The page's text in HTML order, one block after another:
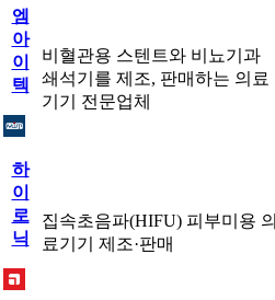
엠
아
이
텍
비혈관용 스텐트와 비뇨기과
쇄석기를 제조, 판매하는 의료
기기 전문업체
하
이
로
닉
집속초음파(HIFU) 피부미용 의
료기기 제조·판매